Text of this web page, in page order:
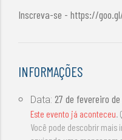
Inscreva-se - https://
INFORMAÇÕES
Data:27 de fevereiro de
Este evento já aconteceu.
Você pode descobrir mais